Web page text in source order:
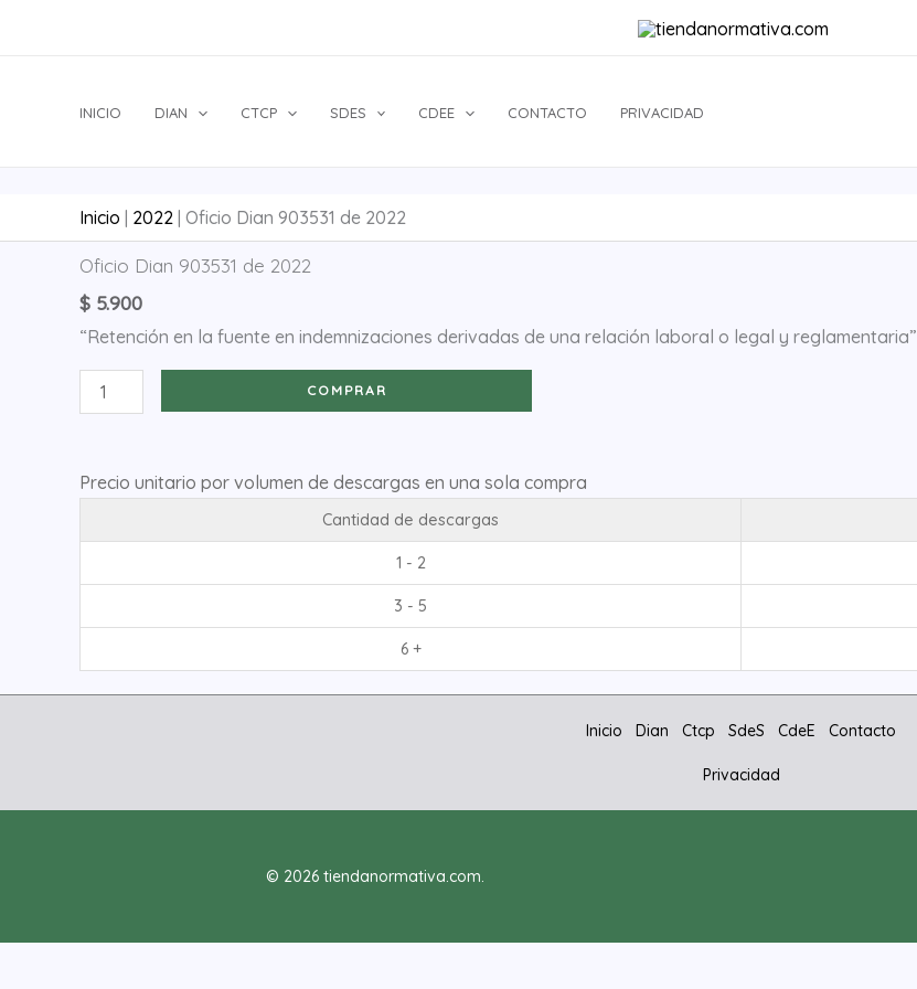
INICIO DIAN CTCP SDES CDEE CONTACTO PRIVACIDAD
Inicio 2022 Oficio Dian 903531 de 2022
Oficio Dian 903531 de 2022
$ 5.900
“Retención en la fuente en indemnizaciones derivadas de una relación laboral o legal y reglamentaria”
Oficio
903531
de
2022
cantidad
COMPRAR
Precio unitario por volumen de descargas en una sola compra
Cantidad de descargas
1 - 2
3 - 5
6 +
Inicio Dian Ctcp SdeS CdeE Contacto
Privacidad
© 2026 tiendanormativa.com.